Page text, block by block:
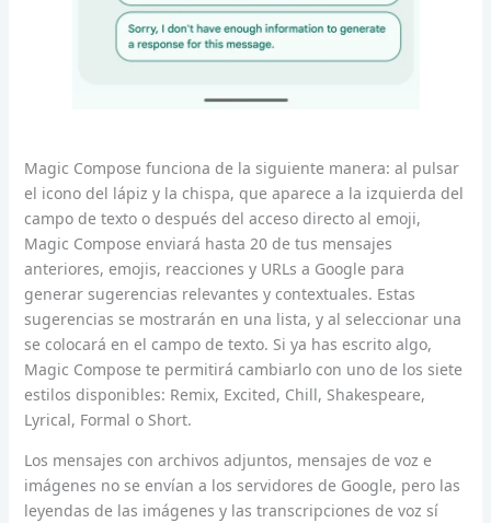
Magic Compose funciona de la siguiente manera: al pulsar
el icono del lápiz y la chispa, que aparece a la izquierda del
campo de texto o después del acceso directo al emoji,
Magic Compose enviará hasta 20 de tus mensajes
anteriores, emojis, reacciones y URLs a Google para
generar sugerencias relevantes y contextuales. Estas
sugerencias se mostrarán en una lista, y al seleccionar una
se colocará en el campo de texto. Si ya has escrito algo,
Magic Compose te permitirá cambiarlo con uno de los siete
estilos disponibles: Remix, Excited, Chill, Shakespeare,
Lyrical, Formal o Short.
Los mensajes con archivos adjuntos, mensajes de voz e
imágenes no se envían a los servidores de Google, pero las
leyendas de las imágenes y las transcripciones de voz sí